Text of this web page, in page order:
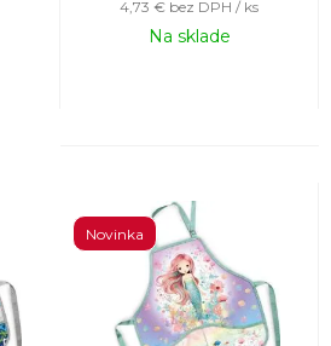
4,73 € bez DPH / ks
Na sklade
Novinka